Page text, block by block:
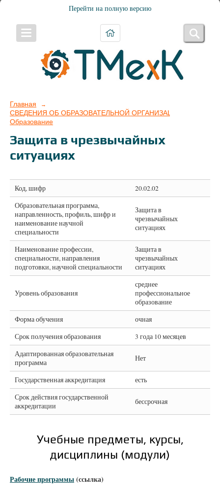
Перейти на полную версию
Главная →
СВЕДЕНИЯ ОБ ОБРАЗОВАТЕЛЬНОЙ ОРГАНИЗАЦИИ
Образование
Защита в чрезвычайных
ситуациях
Код, шифр
20.02.02
Образовательная программа,
направленность, профиль, шифр и
наименование научной
специальности
Защита в
чрезвычайных
ситуациях
Наименование профессии,
специальности, направления
подготовки, научной специальности
Защита в
чрезвычайных
ситуациях
Уровень образования
среднее
профессиональное
образование
Форма обучения
очная
Срок получения образования
3 года 10 месяцев
Адаптированная образовательная
программа
Нет
Государственная аккредитация
есть
Срок действия государственной
аккредитации
бессрочная
Учебные предметы, курсы,
дисциплины (модули)
Рабочие программы(ссылка)